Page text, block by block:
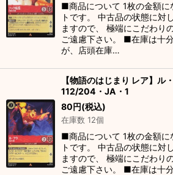
■商品について 1枚の金額に
トです。 中古品の状態に対
ますので、 極端にこだわり
ご遠慮下さい。 ■在庫は十
が、店頭在庫…
【物語のはじまり レア】ル
112/204・JA・1
80円(税込)
在庫数 12個
■商品について 1枚の金額に
トです。 中古品の状態に対
ますので、 極端にこだわり
ご遠慮下さい。 ■在庫は十